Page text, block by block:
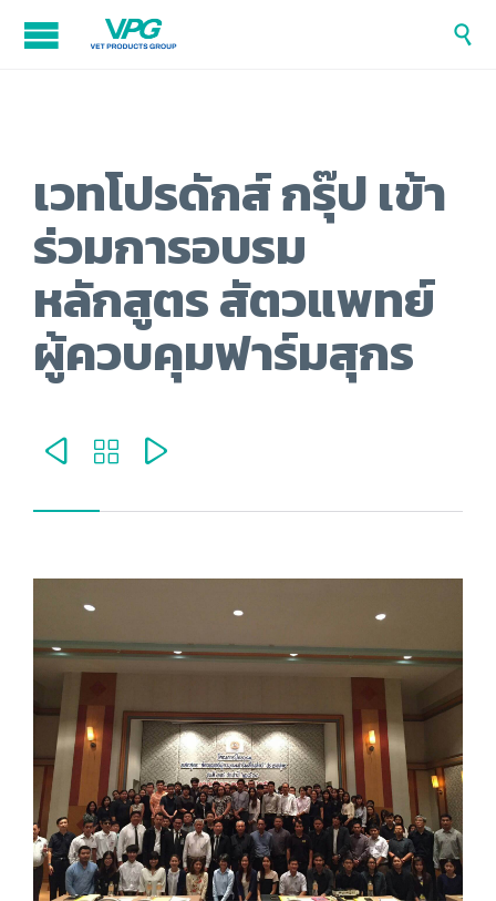

เวทโปรดักส์ กรุ๊ป เข้า
ร่วมการอบรม
หลักสูตร สัตวแพทย์
ผู้ควบคุมฟาร์มสุกร
  